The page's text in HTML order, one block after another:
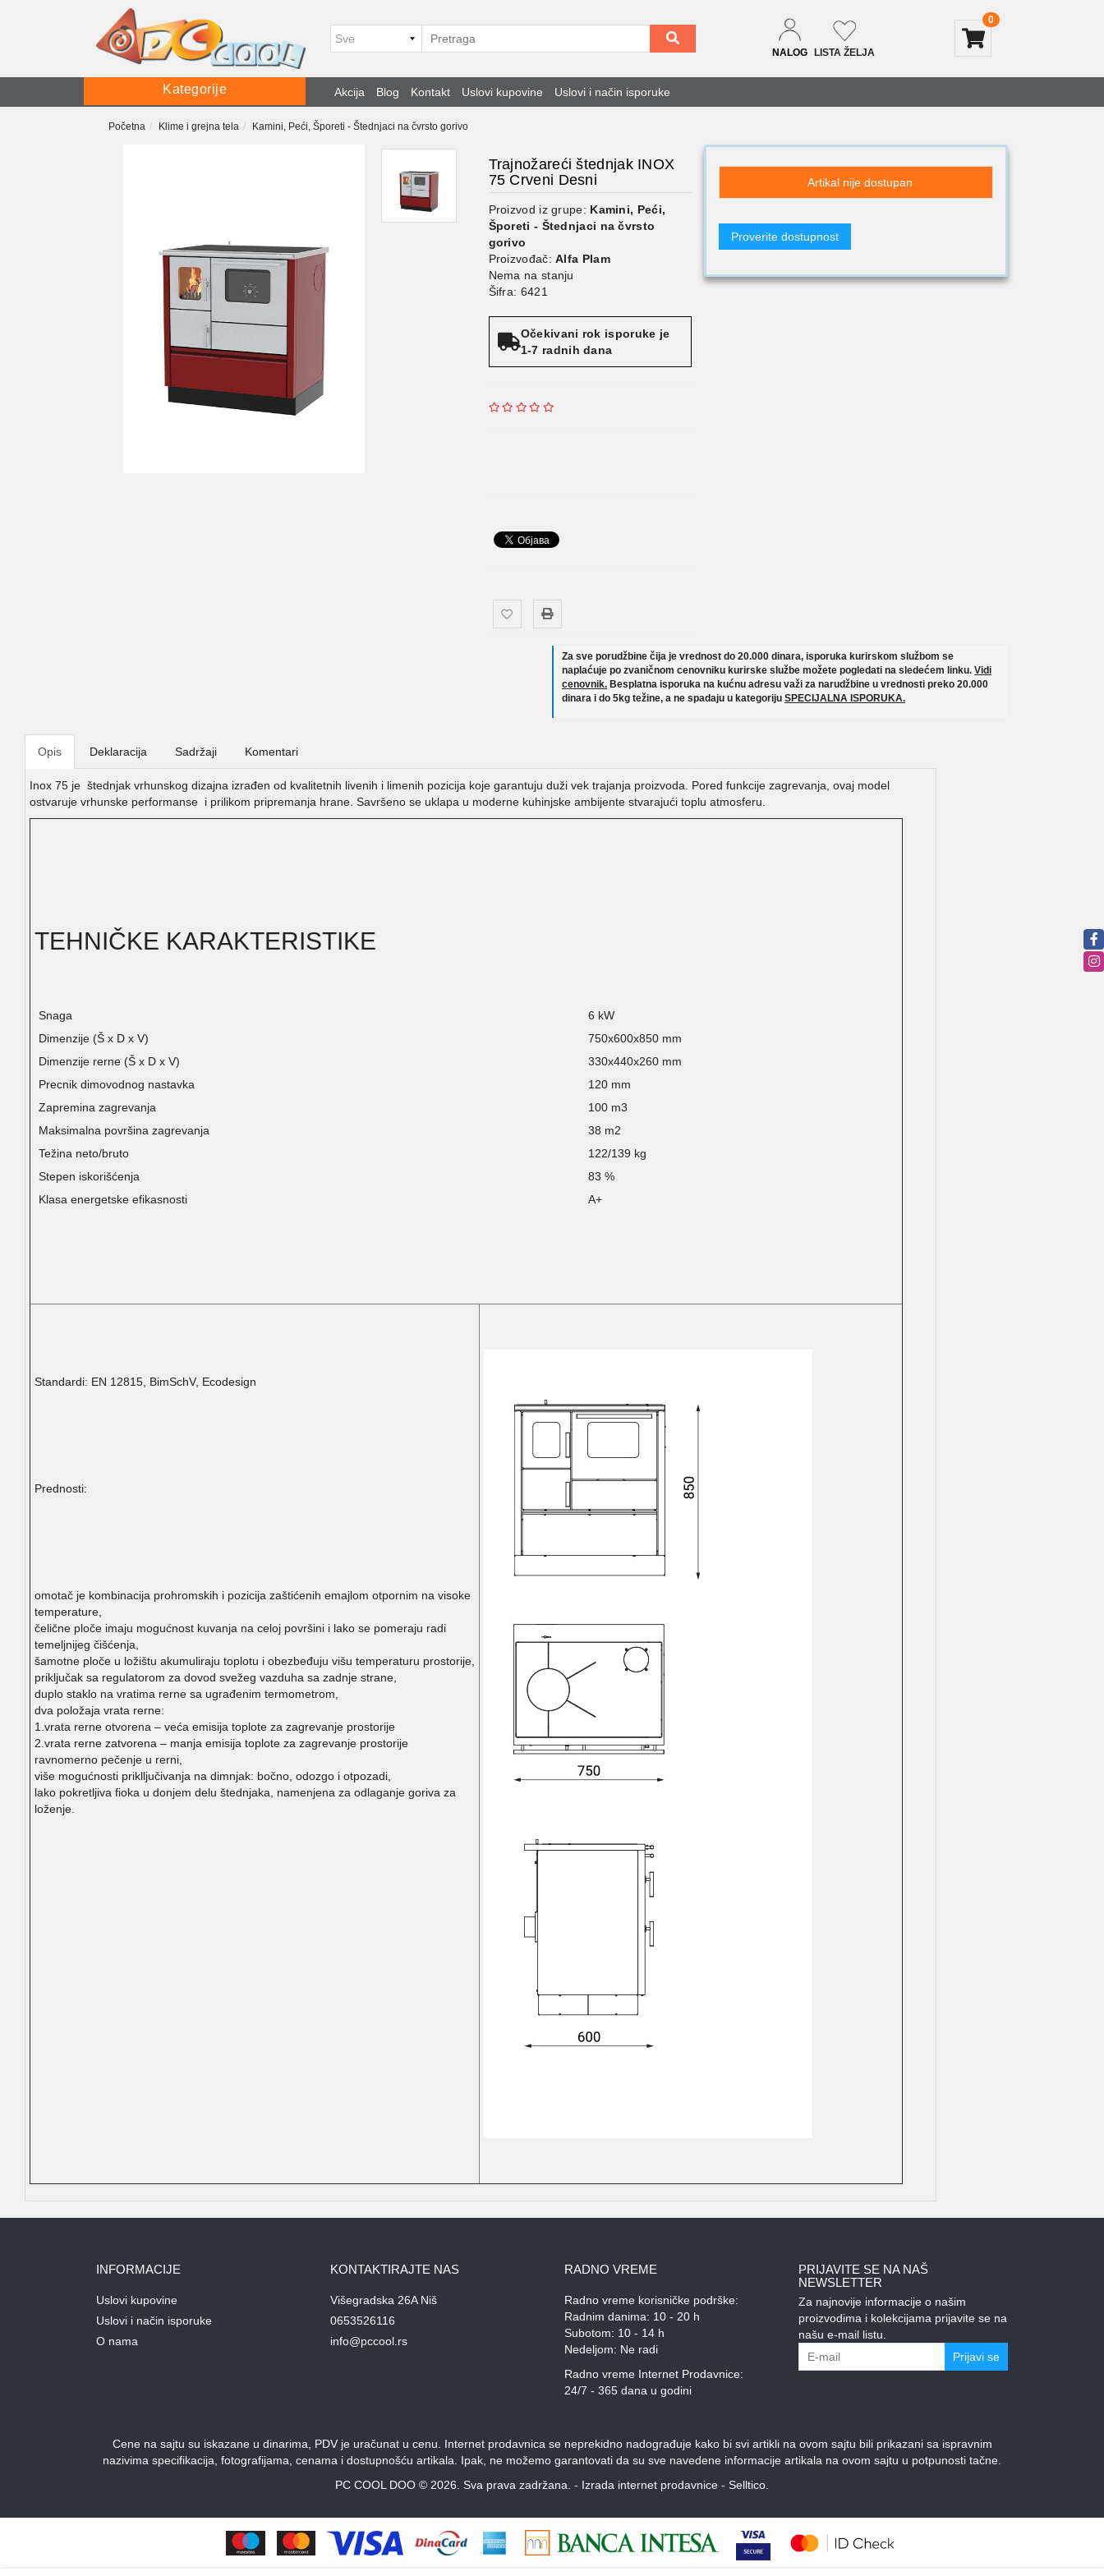
NALOG LISTA ŽELJA
0
Kategorije Akcija Blog Kontakt Uslovi kupovine Uslovi i način isporuke
Početna Klime i grejna tela Kamini, Peći, Šporeti - Štednjaci na čvrsto gorivo
Trajnožareći štednjak INOX
75 Crveni Desni
Proizvod iz grupe: Kamini, Peći,
Šporeti - Štednjaci na čvrsto
gorivo
Proizvođač:Alfa Plam
Nema na stanju
Šifra: 6421
Očekivani rok isporuke je
1-7 radnih dana
Artikal nije dostupan
Proverite dostupnost
Za sve porudžbine čija je vrednost do 20.000 dinara, isporuka kurirskom službom se
naplaćuje po zvaničnom cenovniku kurirske službe možete pogledati na sledećem linku. Vidi
cenovnik. Besplatna isporuka na kućnu adresu važi za narudžbine u vrednosti preko 20.000
dinara i do 5kg težine, a ne spadaju u kategoriju SPECIJALNA ISPORUKA.
Opis Deklaracija Sadržaji Komentari
Inox 75 je štednjak vrhunskog dizajna izrađen od kvalitetnih livenih i limenih pozicija koje garantuju duži vek trajanja proizvoda. Pored funkcije zagrevanja, ovaj model
ostvaruje vrhunske performanse i prilikom pripremanja hrane. Savršeno se uklapa u moderne kuhinjske ambijente stvarajući toplu atmosferu.
TEHNIČKE KARAKTERISTIKE
Snaga
6 kW
Dimenzije (Š x D x V)
750x600x850 mm
Dimenzije rerne (Š x D x V)
330x440x260 mm
Precnik dimovodnog nastavka
120 mm
Zapremina zagrevanja
100 m3
Maksimalna površina zagrevanja
38 m2
Težina neto/bruto
122/139 kg
Stepen iskorišćenja
83 %
Klasa energetske efikasnosti
A+
Standardi: EN 12815, BimSchV, Ecodesign
Prednosti:
omotač je kombinacija prohromskih i pozicija zaštićenih emajlom otpornim na visoke
temperature,
čelične ploče imaju mogućnost kuvanja na celoj površini i lako se pomeraju radi
temeljnijeg čišćenja,
šamotne ploče u ložištu akumuliraju toplotu i obezbeđuju višu temperaturu prostorije,
priključak sa regulatorom za dovod svežeg vazduha sa zadnje strane,
duplo staklo na vratima rerne sa ugrađenim termometrom,
dva položaja vrata rerne:
1.vrata rerne otvorena – veća emisija toplote za zagrevanje prostorije
2.vrata rerne zatvorena – manja emisija toplote za zagrevanje prostorije
ravnomerno pečenje u rerni,
više mogućnosti priklljučivanja na dimnjak: bočno, odozgo i otpozadi,
lako pokretljiva fioka u donjem delu štednjaka, namenjena za odlaganje goriva za
loženje.
INFORMACIJE
Uslovi kupovine
Uslovi i način isporuke
O nama
KONTAKTIRAJTE NAS
Višegradska 26A Niš
0653526116
info@pccool.rs
RADNO VREME
Radno vreme korisničke podrške:
Radnim danima: 10 - 20 h
Subotom: 10 - 14 h
Nedeljom: Ne radi
Radno vreme Internet Prodavnice:
24/7 - 365 dana u godini
PRIJAVITE SE NA NAŠ
NEWSLETTER
Za najnovije informacije o našim
proizvodima i kolekcijama prijavite se na
našu e-mail listu.
Prijavi se
Cene na sajtu su iskazane u dinarima, PDV je uračunat u cenu. Internet prodavnica se neprekidno nadograđuje kako bi svi artikli na ovom sajtu bili prikazani sa ispravnim
nazivima specifikacija, fotografijama, cenama i dostupnošću artikala. Ipak, ne možemo garantovati da su sve navedene informacije artikala na ovom sajtu u potpunosti tačne.
PC COOL DOO © 2026. Sva prava zadržana. - Izrada internet prodavnice - Selltico.